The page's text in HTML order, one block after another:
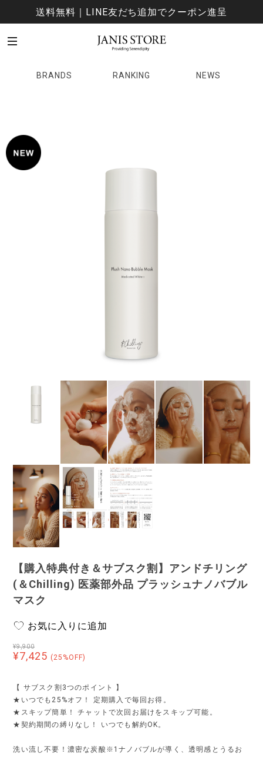
送料無料｜LINE友だち追加でクーポン進呈
BRANDS RANKING NEWS
【購入特典付き＆サブスク割】アンドチリング
(＆Chilling) 医薬部外品 プラッシュナノバブル
マスク
お気に入りに追加
¥9,900
¥7,425 (25%OFF)
【 サブスク割3つのポイント 】
★いつでも25%オフ！ 定期購入で毎回お得。
★スキップ簡単！ チャットで次回お届けをスキップ可能。
★契約期間の縛りなし！ いつでも解約OK。
洗い流し不要！濃密な炭酸※1ナノバブルが導く、透明感とうるお